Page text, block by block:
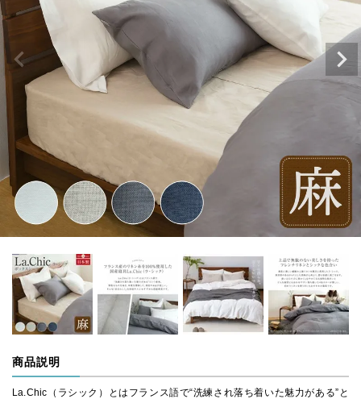
商品説明
La.Chic（ラシック）とはフランス語で“洗練され落ち着いた魅力がある”と